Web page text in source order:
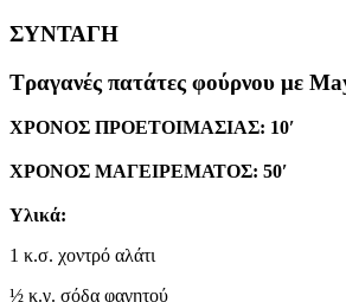
ΣΥΝΤΑΓΗ
Τραγανές πατάτες φούρνου με
ΧΡΟΝΟΣ ΠΡΟΕΤΟΙΜΑΣΙΑΣ: 10′
ΧΡΟΝΟΣ ΜΑΓΕΙΡΕΜΑΤΟΣ: 50′
Υλικά:
1 κ.σ. χοντρό αλάτι
½ κ.γ. σόδα φαγητού